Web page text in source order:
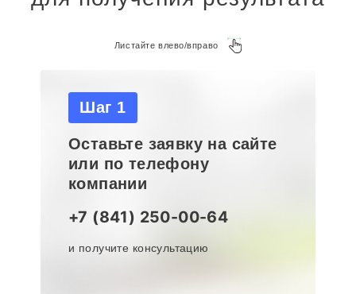
Листайте влево/вправо
Шаг 1
Оставьте заявку на сайте
или по телефону
компании
+7 (841) 250-00-64
и получите консультацию